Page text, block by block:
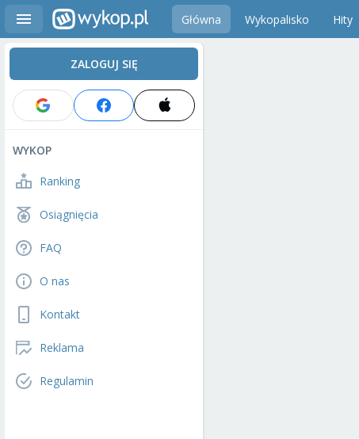
Główna Wykopalisko Hity
ZALOGUJ SIĘ
WYKOP
Ranking
Osiągnięcia
FAQ
O nas
Kontakt
Reklama
Regulamin